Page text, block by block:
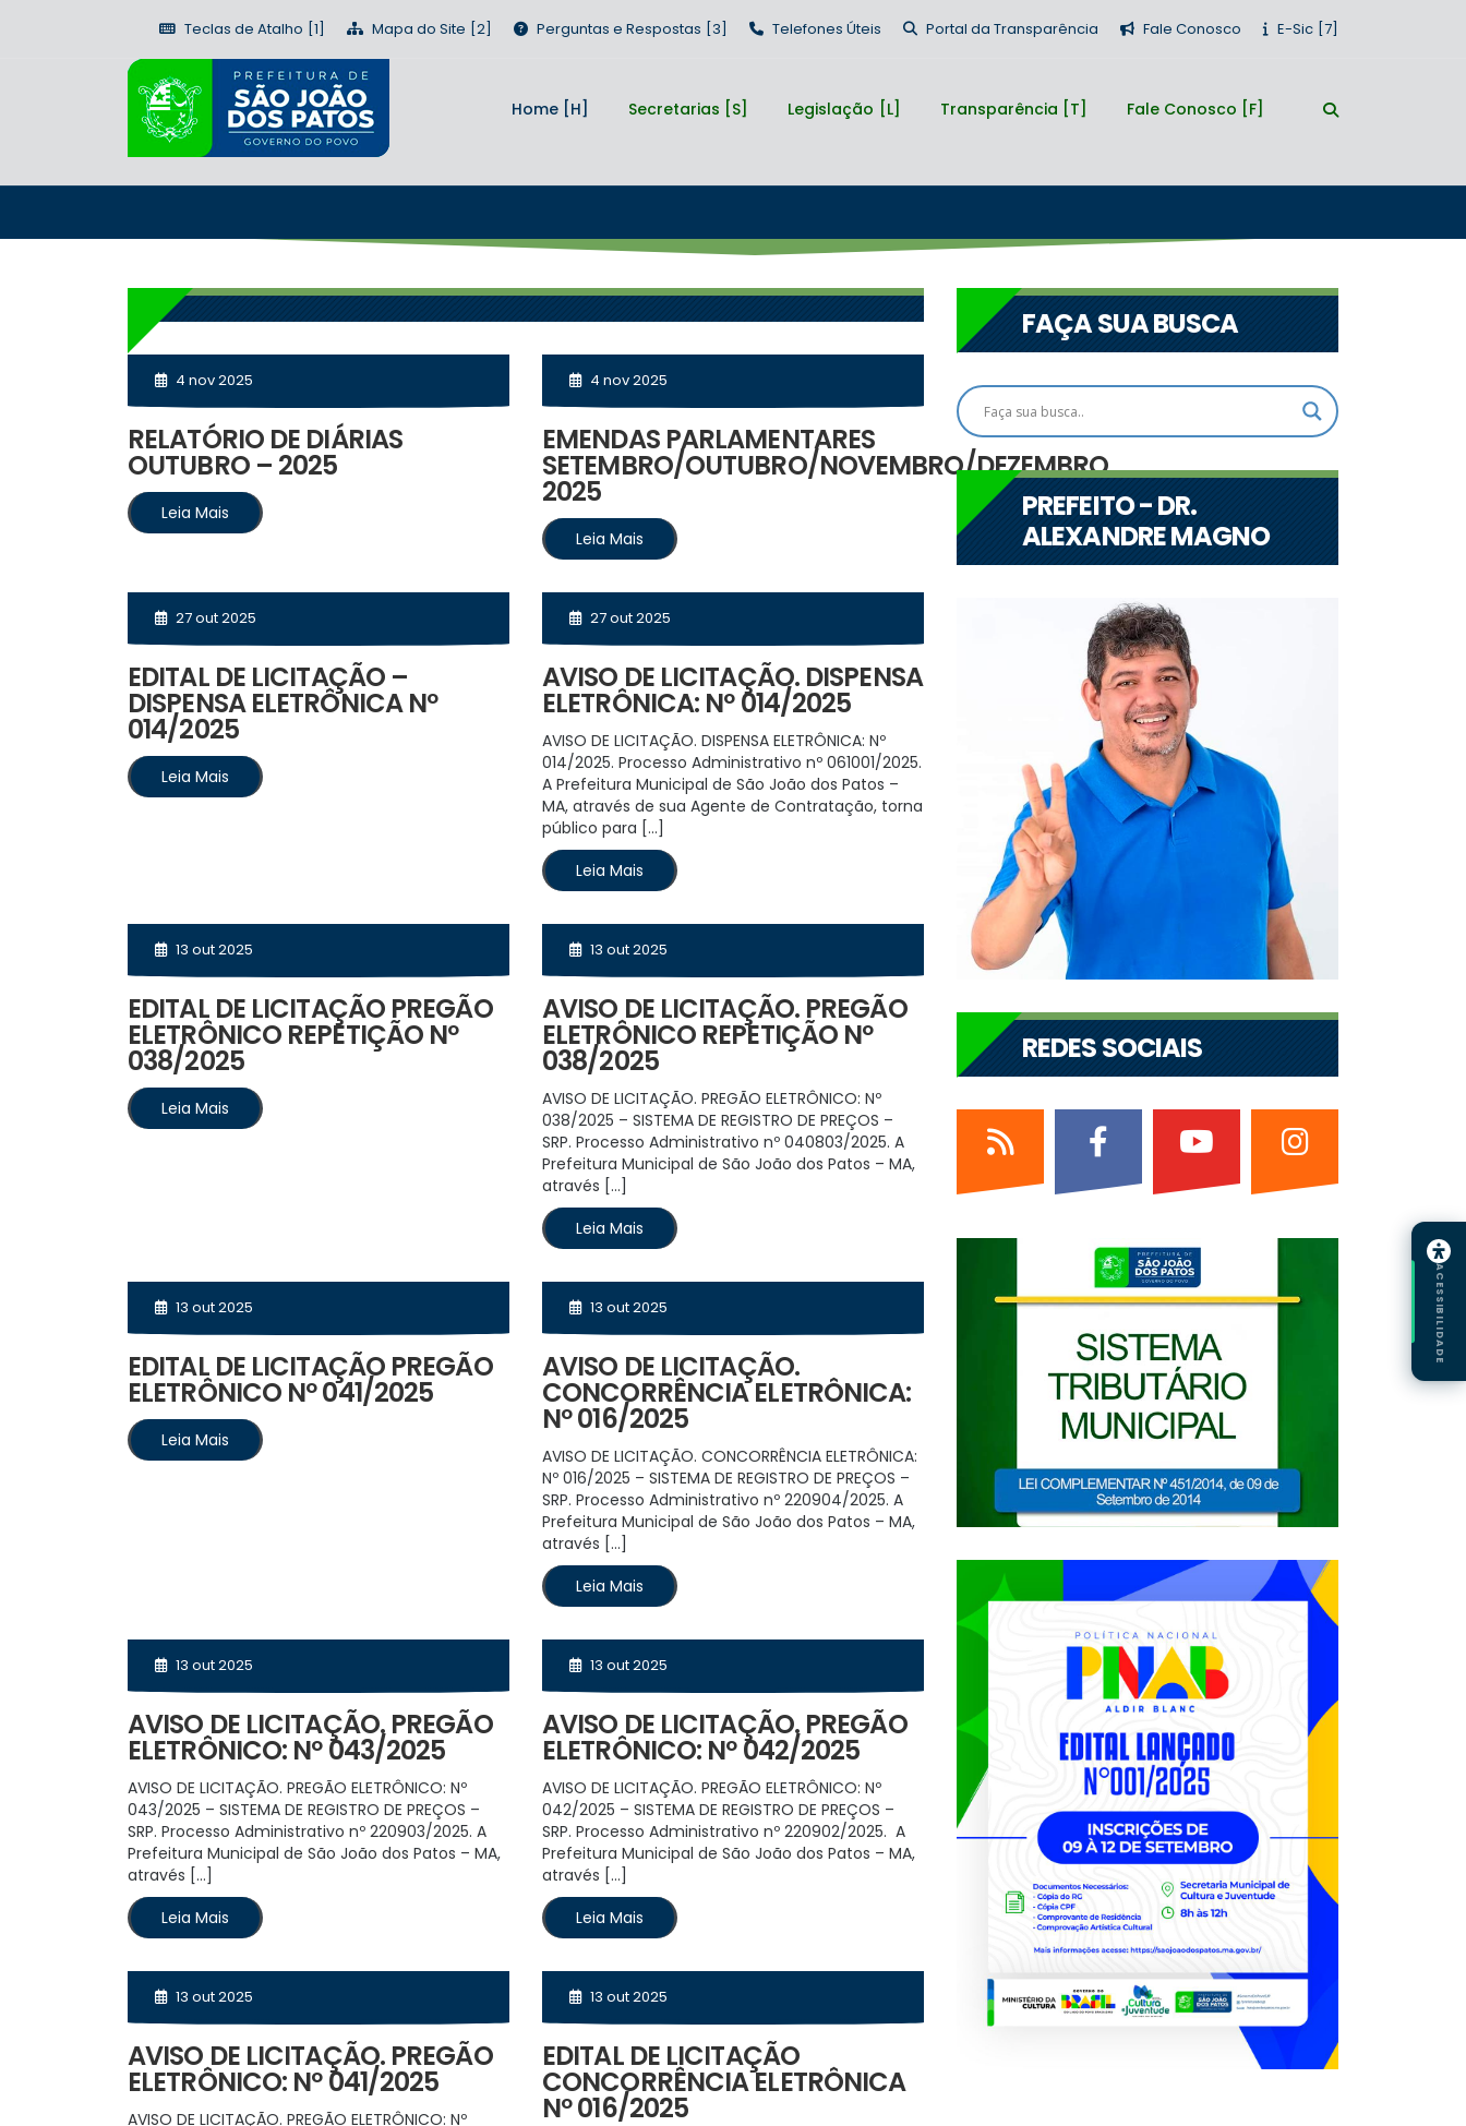
Teclas de Atalho Mapa do Site Perguntas e Respostas Telefones Úteis Portal da Transparência Fale Conosco E-Sic
Home Secretarias Legislação Transparência Fale Conosco
4 nov 2025
RELATÓRIO DE DIÁRIAS
OUTUBRO – 2025
Leia Mais
4 nov 2025
EMENDAS PARLAMENTARES
SETEMBRO/OUTUBRO/NOVEMBRO/DEZEMBRO
2025
Leia Mais
27 out 2025
EDITAL DE LICITAÇÃO –
DISPENSA ELETRÔNICA Nº
014/2025
Leia Mais
27 out 2025
AVISO DE LICITAÇÃO. DISPENSA
ELETRÔNICA: Nº 014/2025
AVISO DE LICITAÇÃO. DISPENSA ELETRÔNICA: Nº
014/2025. Processo Administrativo nº 061001/2025.
A Prefeitura Municipal de São João dos Patos –
MA, através de sua Agente de Contratação, torna
público para […]
Leia Mais
13 out 2025
EDITAL DE LICITAÇÃO PREGÃO
ELETRÔNICO REPETIÇÃO Nº
038/2025
Leia Mais
13 out 2025
AVISO DE LICITAÇÃO. PREGÃO
ELETRÔNICO REPETIÇÃO Nº
038/2025
AVISO DE LICITAÇÃO. PREGÃO ELETRÔNICO: Nº
038/2025 – SISTEMA DE REGISTRO DE PREÇOS –
SRP. Processo Administrativo nº 040803/2025. A
Prefeitura Municipal de São João dos Patos – MA,
através […]
Leia Mais
13 out 2025
EDITAL DE LICITAÇÃO PREGÃO
ELETRÔNICO Nº 041/2025
Leia Mais
13 out 2025
AVISO DE LICITAÇÃO.
CONCORRÊNCIA ELETRÔNICA:
Nº 016/2025
AVISO DE LICITAÇÃO. CONCORRÊNCIA ELETRÔNICA:
Nº 016/2025 – SISTEMA DE REGISTRO DE PREÇOS –
SRP. Processo Administrativo nº 220904/2025. A
Prefeitura Municipal de São João dos Patos – MA,
através […]
Leia Mais
13 out 2025
AVISO DE LICITAÇÃO. PREGÃO
ELETRÔNICO: Nº 043/2025
AVISO DE LICITAÇÃO. PREGÃO ELETRÔNICO: Nº
043/2025 – SISTEMA DE REGISTRO DE PREÇOS –
SRP. Processo Administrativo nº 220903/2025. A
Prefeitura Municipal de São João dos Patos – MA,
através […]
Leia Mais
13 out 2025
AVISO DE LICITAÇÃO. PREGÃO
ELETRÔNICO: Nº 042/2025
AVISO DE LICITAÇÃO. PREGÃO ELETRÔNICO: Nº
042/2025 – SISTEMA DE REGISTRO DE PREÇOS –
SRP. Processo Administrativo nº 220902/2025. A
Prefeitura Municipal de São João dos Patos – MA,
através […]
Leia Mais
13 out 2025
AVISO DE LICITAÇÃO. PREGÃO
ELETRÔNICO: Nº 041/2025
AVISO DE LICITAÇÃO. PREGÃO ELETRÔNICO: Nº
13 out 2025
EDITAL DE LICITAÇÃO
CONCORRÊNCIA ELETRÔNICA
Nº 016/2025
FAÇA SUA BUSCA
PREFEITO - DR.
ALEXANDRE MAGNO
REDES SOCIAIS
ACESSIBILIDADE